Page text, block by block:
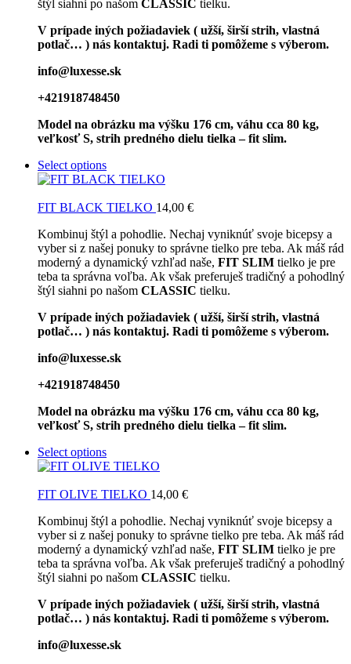
štýl siahni po našom CLASSIC tielku.
V prípade iných požiadaviek ( užší, širší strih, vlastná
potlač… ) nás kontaktuj. Radi ti pomôžeme s výberom.
info@luxesse.sk
+421918748450
Model na obrázku ma výšku 176 cm, váhu cca 80 kg,
veľkosť S, strih predného dielu tielka – fit slim.
Select options
FIT BLACK TIELKO 14,00 €
Kombinuj štýl a pohodlie. Nechaj vyniknúť svoje bicepsy a
vyber si z našej ponuky to správne tielko pre teba. Ak máš rád
moderný a dynamický vzhľad naše, FIT SLIM tielko je pre
teba ta správna voľba. Ak však preferuješ tradičný a pohodlný
štýl siahni po našom CLASSIC tielku.
V prípade iných požiadaviek ( užší, širší strih, vlastná
potlač… ) nás kontaktuj. Radi ti pomôžeme s výberom.
info@luxesse.sk
+421918748450
Model na obrázku ma výšku 176 cm, váhu cca 80 kg,
veľkosť S, strih predného dielu tielka – fit slim.
Select options
FIT OLIVE TIELKO 14,00 €
Kombinuj štýl a pohodlie. Nechaj vyniknúť svoje bicepsy a
vyber si z našej ponuky to správne tielko pre teba. Ak máš rád
moderný a dynamický vzhľad naše, FIT SLIM tielko je pre
teba ta správna voľba. Ak však preferuješ tradičný a pohodlný
štýl siahni po našom CLASSIC tielku.
V prípade iných požiadaviek ( užší, širší strih, vlastná
potlač… ) nás kontaktuj. Radi ti pomôžeme s výberom.
info@luxesse.sk